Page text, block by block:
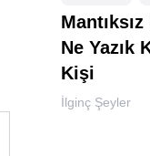
Ne Yazık
Kişi
İlginç Şeyler